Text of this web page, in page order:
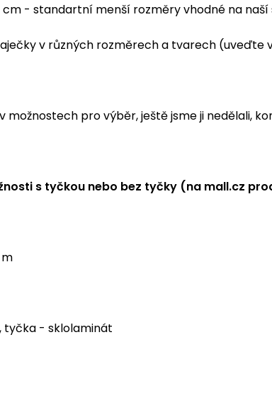
cm - standartní menší rozměry vhodné na
v různých rozměrech a tvarech (uveďte
možnostech pro výběr, ještě jsme ji nedělali,
s tyčkou nebo bez tyčky (na mall.cz
tyčka - sklolaminát